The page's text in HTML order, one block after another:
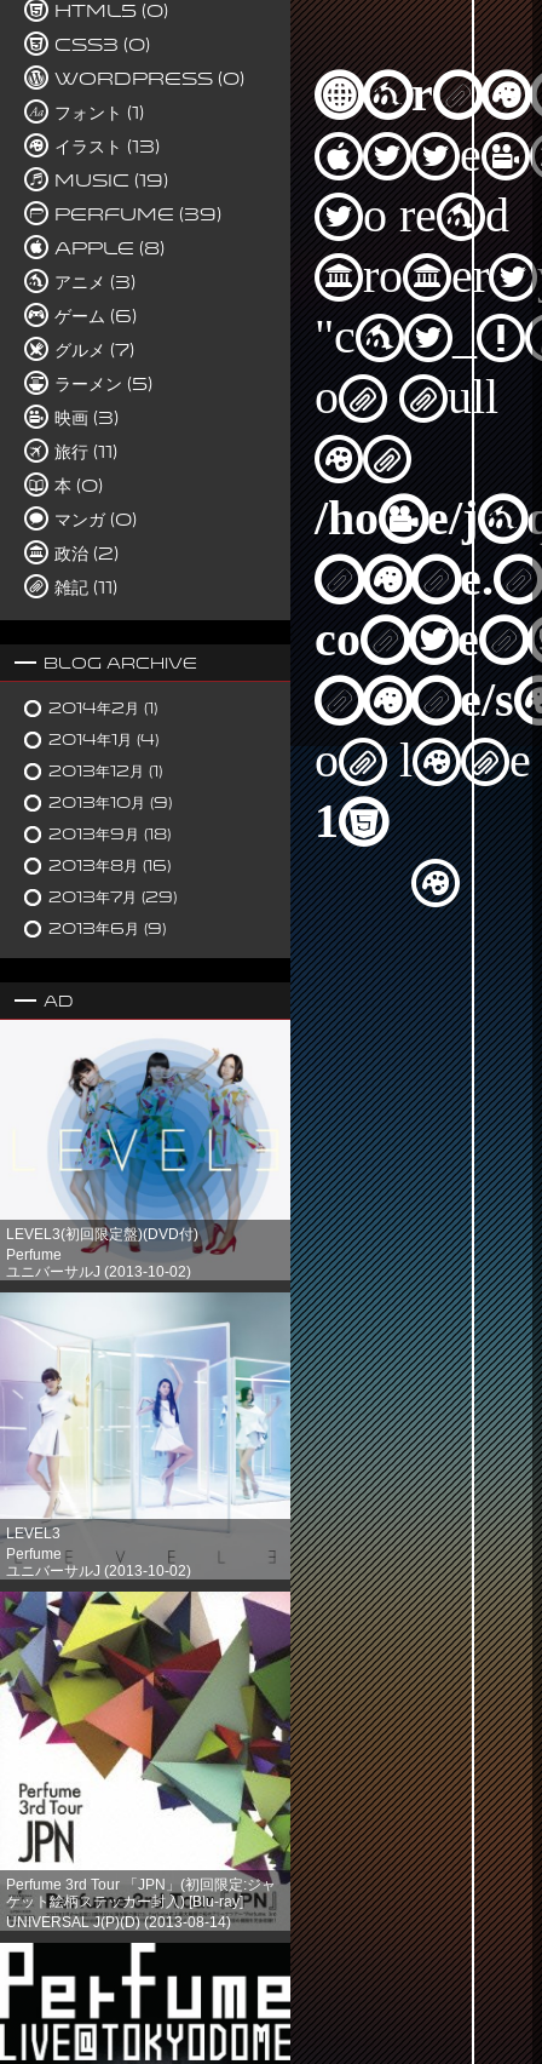
HTML5 (0)
CSS3 (0)
WordPress (0)
フォント (1)
イラスト (13)
Music (19)
Perfume (39)
Apple (8)
アニメ (3)
ゲーム (6)
グルメ (7)
ラーメン (5)
映画 (3)
旅行 (11)
本 (0)
マンガ (0)
政治 (2)
雑記 (11)
Blog Archive
2014年2月 (1)
2014年1月 (4)
2013年12月 (1)
2013年10月 (9)
2013年9月 (18)
2013年8月 (16)
2013年7月 (29)
2013年6月 (9)
Ad
LEVEL3(初回限定盤)(DVD付)
Perfume
ユニバーサルJ (2013-10-02)
売り上げランキング: 1
LEVEL3
Perfume
ユニバーサルJ (2013-10-02)
売り上げランキング: 203
Perfume 3rd Tour 「JPN」(初回限定:ジャ
ケット絵柄ステッカー封入) [Blu-ray]
UNIVERSAL J(P)(D) (2013-08-14)
売り上げランキング: 386
to read
on null
in
/home/
nine/
on line
15